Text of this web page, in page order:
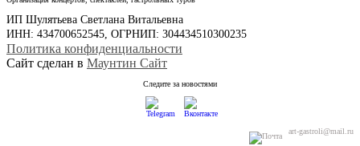
ИП Шулятьева Светлана Витальевна
ИНН: 434700652545, ОГРНИП: 304434510300235
Политика конфиденциальности
Сайт сделан в Маунтин Сайт
Следите за новостями
art-gastroli@mail.ru